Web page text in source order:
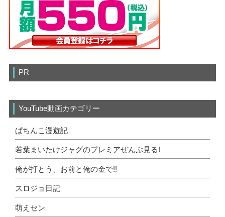
PR
YouTube動画カテゴリー
ぱちんこ漫遊記
若葉まいたけジャグのプレミアぜんぶ見る!
俺が打とう、お前と俺の金で!!
スロジョ日記
萌えセン